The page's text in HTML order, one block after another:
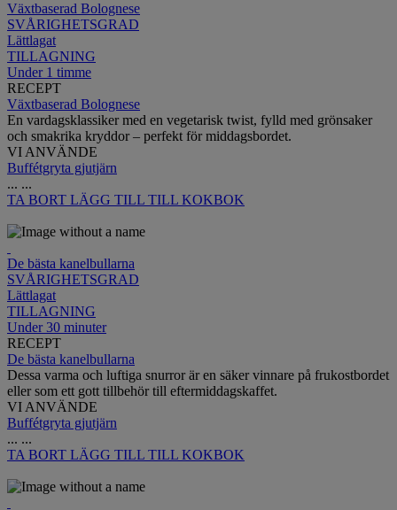
Växtbaserad Bolognese
SVÅRIGHETSGRAD
Lättlagat
TILLAGNING
Under 1 timme
RECEPT
Växtbaserad Bolognese
En vardagsklassiker med en vegetarisk twist, fylld med grönsaker
och smakrika kryddor – perfekt för middagsbordet.
VI ANVÄNDE
Buffétgryta gjutjärn
... ...
TA BORT LÄGG TILL TILL KOKBOK
De bästa kanelbullarna
SVÅRIGHETSGRAD
Lättlagat
TILLAGNING
Under 30 minuter
RECEPT
De bästa kanelbullarna
Dessa varma och luftiga snurror är en säker vinnare på frukostbordet
eller som ett gott tillbehör till eftermiddagskaffet.
VI ANVÄNDE
Buffétgryta gjutjärn
... ...
TA BORT LÄGG TILL TILL KOKBOK